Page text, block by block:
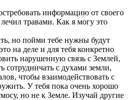
информацию от своего
травами. Как я могу это
но пойми тебе нужны будут
на деле и для тебя конкретно
нарушенную связь с Землей,
сотрудничать с духами земли,
чтобы взаимодействовать с
У тебя пока очень хорошо
но не к Земле. Изучай другие